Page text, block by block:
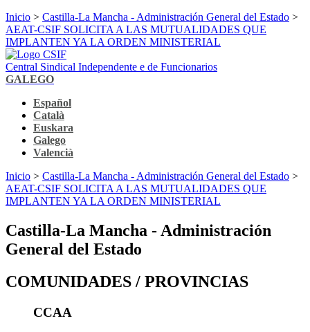
Inicio > Castilla-La Mancha - Administración General del Estado >
AEAT-CSIF SOLICITA A LAS MUTUALIDADES QUE
IMPLANTEN YA LA ORDEN MINISTERIAL
Central Sindical Independente e de Funcionarios
GALEGO
Español
Català
Euskara
Galego
Valencià
Inicio > Castilla-La Mancha - Administración General del Estado >
AEAT-CSIF SOLICITA A LAS MUTUALIDADES QUE
IMPLANTEN YA LA ORDEN MINISTERIAL
Castilla-La Mancha - Administración
General del Estado
COMUNIDADES / PROVINCIAS
CCAA